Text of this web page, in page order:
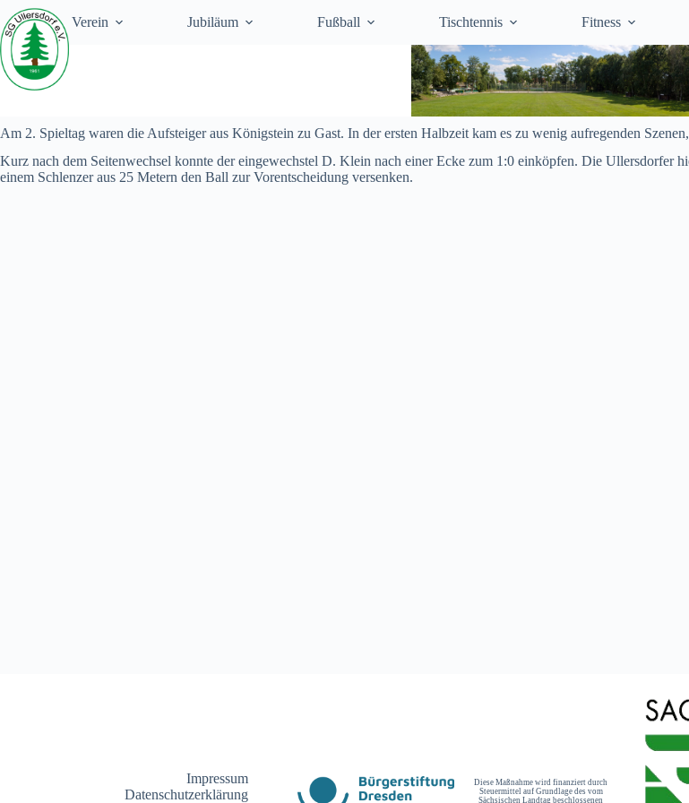
Zum
Inhalt
springen
Verein Jubiläum Fußball Tischtennis Fitness
Am 2. Spieltag waren die Aufsteiger aus Königstein zu Gast. In der ersten Halbzeit kam es zu wenig aufregenden
Kurz nach dem Seitenwechsel konnte der eingewechstel D. Klein nach einer Ecke zum 1:0 einköpfen. Die Ullersdorfer
einem Schlenzer aus 25 Metern den Ball zur Vorentscheidung versenken.
Impressum
Datenschutzerklärung
Diese Maßnahme wird finanziert durch
Steuermittel auf Grundlage des vom
Sächsischen Landtag beschlossenen